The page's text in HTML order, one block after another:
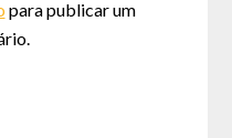
para publicar um